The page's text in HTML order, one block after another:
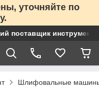
уточняйте по
поставщик
Шлифовальные